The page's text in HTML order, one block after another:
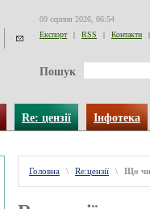
09 серпня 2026, 06:54
Експорт
| RSS | Контакти |
Пошук
Re: цензії Інфотека
Головна \ Re:цензії \ Що